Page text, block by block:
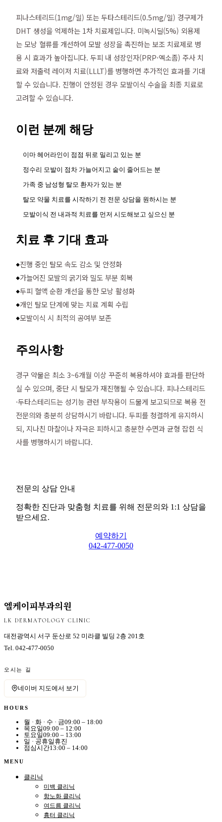
피나스테리드(1mg/일) 또는 두타스테리드(0.5mg/일) 경구제가
DHT 생성을 억제하는 1차 치료제입니다. 미녹시딜(5%) 외용제
는 모낭 혈류를 개선하여 모발 성장을 촉진하는 보조 치료제로 병
용 시 효과가 높아집니다. 두피 내 성장인자(PRP·엑소좀) 주사 치
료와 저출력 레이저 치료(LLLT)를 병행하면 추가적인 효과를 기대
할 수 있습니다. 진행이 안정된 경우 모발이식 수술을 최종 치료로
고려할 수 있습니다.
이런 분께 해당
이마 헤어라인이 점점 뒤로 밀리고 있는 분
정수리 모발이 점차 가늘어지고 숱이 줄어드는 분
가족 중 남성형 탈모 환자가 있는 분
탈모 약물 치료를 시작하기 전 전문 상담을 원하시는 분
모발이식 전 내과적 치료를 먼저 시도해보고 싶으신 분
치료 후 기대 효과
◆진행 중인 탈모 속도 감소 및 안정화
◆가늘어진 모발의 굵기와 밀도 부분 회복
◆두피 혈액 순환 개선을 통한 모낭 활성화
◆개인 탈모 단계에 맞는 치료 계획 수립
◆모발이식 시 최적의 공여부 보존
주의사항
경구 약물은 최소 3~6개월 이상 꾸준히 복용하셔야 효과를 판단하
실 수 있으며, 중단 시 탈모가 재진행될 수 있습니다. 피나스테리드
·두타스테리드는 성기능 관련 부작용이 드물게 보고되므로 복용 전
전문의와 충분히 상담하시기 바랍니다. 두피를 청결하게 유지하시
되, 지나친 마찰이나 자극은 피하시고 충분한 수면과 균형 잡힌 식
사를 병행하시기 바랍니다.
전문의 상담 안내
정확한 진단과 맞춤형 치료를 위해 전문의와 1:1 상담을
받으세요.
예약하기
042-477-0050
엘케이피부과의원
LK DERMATOLOGY CLINIC
대전광역시 서구 둔산로 52 미라클 빌딩 2층 201호
Tel. 042-477-0050
오시는 길
네이버 지도에서 보기
HOURS
월 · 화 · 수 · 금09:00 – 18:00
목요일09:00 – 12:00
토요일09:00 – 13:00
일 · 공휴일 휴진
점심시간13:00 – 14:00
MENU
클리닉
미백 클리닉
항노화 클리닉
여드름 클리닉
흉터 클리닉